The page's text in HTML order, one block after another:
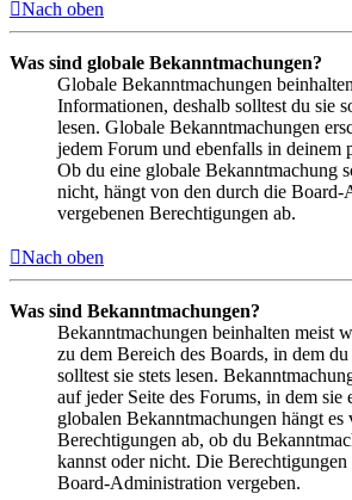
Nach oben
Was sind globale Bekanntmachungen?
Globale Bekanntmachungen
Informationen, deshalb solltest du sie
lesen. Globale Bekanntmachungen
jedem Forum und ebenfalls in deinem
Ob du eine globale Bekanntmachung
nicht, hängt von den durch die Board-
vergebenen Berechtigungen ab.
Nach oben
Was sind Bekanntmachungen?
Bekanntmachungen beinhalten meist
zu dem Bereich des Boards, in dem
solltest sie stets lesen.
auf jeder Seite des Forums, in dem
globalen Bekanntmachungen hängt es
Berechtigungen ab, ob du
kannst oder nicht. Die
Board-Administration vergeben.